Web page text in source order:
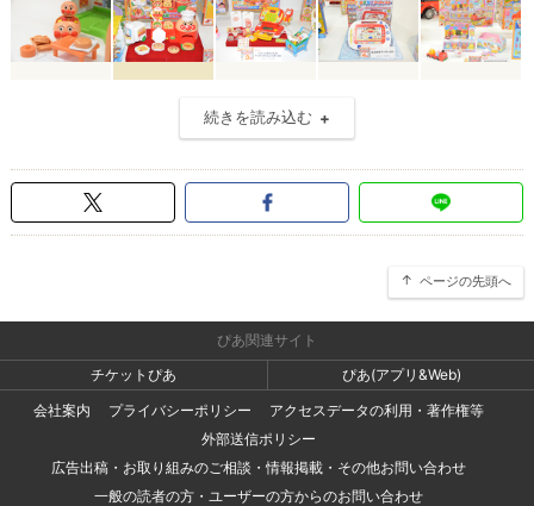
続きを読み込む
ページの先頭へ
ぴあ関連サイト
チケットぴあ
ぴあ(アプリ&Web)
会社案内
プライバシーポリシー
アクセスデータの利用・著作権等
外部送信ポリシー
広告出稿・お取り組みのご相談・情報掲載・その他お問い合わせ
一般の読者の方・ユーザーの方からのお問い合わせ